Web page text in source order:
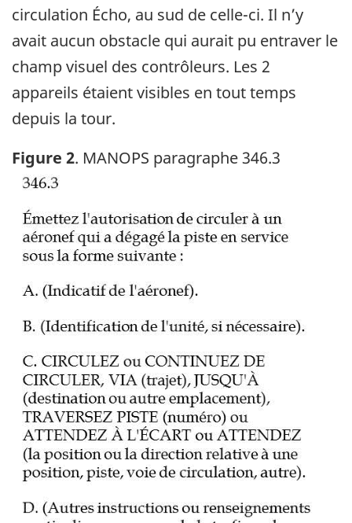
circulation Écho, au sud de celle-ci. Il n’y
avait aucun obstacle qui aurait pu entraver le
champ visuel des contrôleurs. Les 2
appareils étaient visibles en tout temps
depuis la tour.
Figure 2. MANOPS paragraphe 346.3
Image